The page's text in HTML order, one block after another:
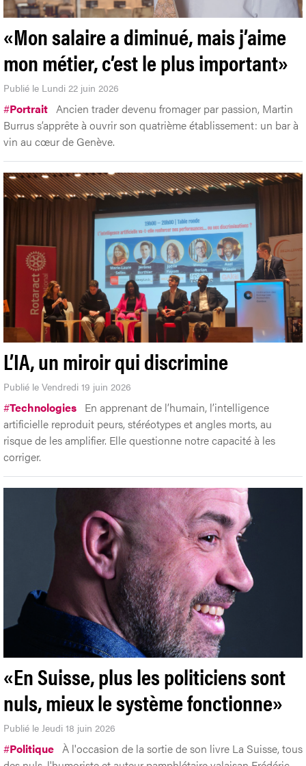
«Mon salaire a diminué, mais j’aime
mon métier, c’est le plus important»
Publié le Lundi 22 juin 2026
Burrus s’apprête à ouvrir son quatrième établissement: un bar à
vin au cœur de Genève.
L’IA, un miroir qui discrimine
Publié le Vendredi 19 juin 2026
#Technologies
risque de les amplifier. Elle questionne notre capacité à les
«En Suisse, plus les politiciens sont
nuls, mieux le système fonctionne»